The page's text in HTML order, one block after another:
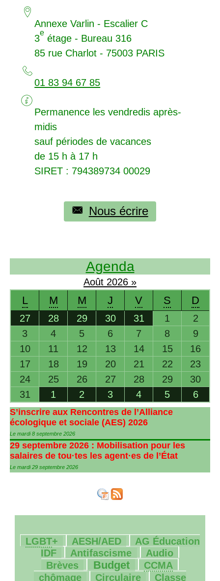
Annexe Varlin - Escalier C
3
e
étage - Bureau 316
85 rue Charlot - 75003 PARIS
01 83 94 67 85
Permanence les vendredis après-
midis
sauf périodes de vacances
de 15 h à 17 h
SIRET: 794389734 00029
Nous écrire
Agenda
Août 2026 »
L M M J V S D
27 28 29 30 31 1
2
3
4 5 6 7 8
9
10
11 12 13 14 15
16
17
18 19 20 21 22
23
24
25 26 27 28 29
30
31
1 2 3 4 5 6
S’inscrire aux Rencontres de l’Alliance
écologique et sociale (AES) 2026
Le mardi 8 septembre 2026
29 septembre 2026 : Mobilisation pour les
salaires de tou·tes les agent·es de l’État
Le mardi 29 septembre 2026
59/2346
LGBT+
162/2346 AESH/AED
49/2346 AG Éducation
IDF
237/2346 Antifascisme
29/2346 Audio
46/2346
Brèves
705/2346 Budget
52/2346 CCMA
11/2346
chômage
261/2346 Circulaire
82/2346
Classe